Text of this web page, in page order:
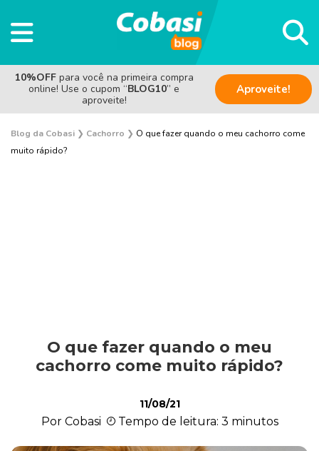
10%OFF para você na primeira compra
online! Use o cupom “BLOG10” e
aproveite!
Aproveite!
Blog da Cobasi ❯ Cachorro ❯ O que fazer quando o meu cachorro come
muito rápido?
Alimentação
Curiosidades
O que fazer quando o meu
cachorro come muito rápido?
11/08/21
Por Cobasi Tempo de leitura: 3 minutos